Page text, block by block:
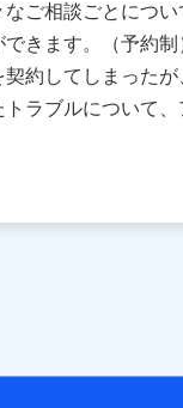
める行動原則を順守し
タダッシュボードの
かかわらず、共同利用
会員ではないお客さ
イントクラブ会員で
ちら の利用目的の範囲
なご相談ごとにつ
きます。（予約
契約してしまった
ラブルについて